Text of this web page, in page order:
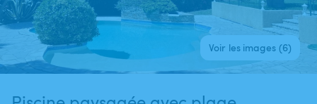
Voir les images (6)